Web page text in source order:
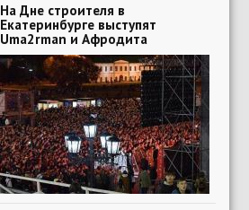
На Дне строителя в
Екатеринбурге выступят
Uma2rman и Афродита